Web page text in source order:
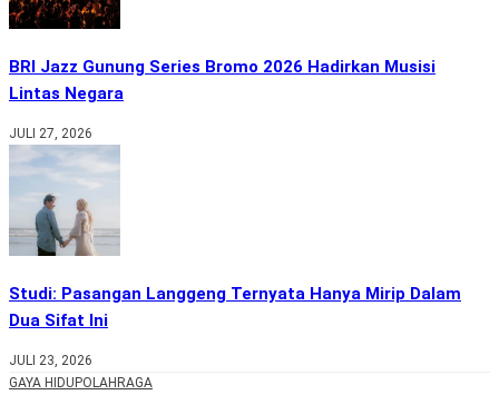
BRI Jazz Gunung Series Bromo 2026 Hadirkan Musisi
Lintas Negara
JULI 27, 2026
Studi: Pasangan Langgeng Ternyata Hanya Mirip Dalam
Dua Sifat Ini
JULI 23, 2026
GAYA HIDUPOLAHRAGA